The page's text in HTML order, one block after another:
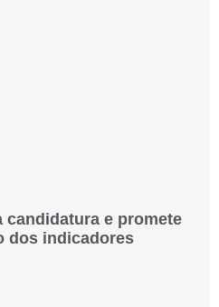
candidatura e promete
dos indicadores